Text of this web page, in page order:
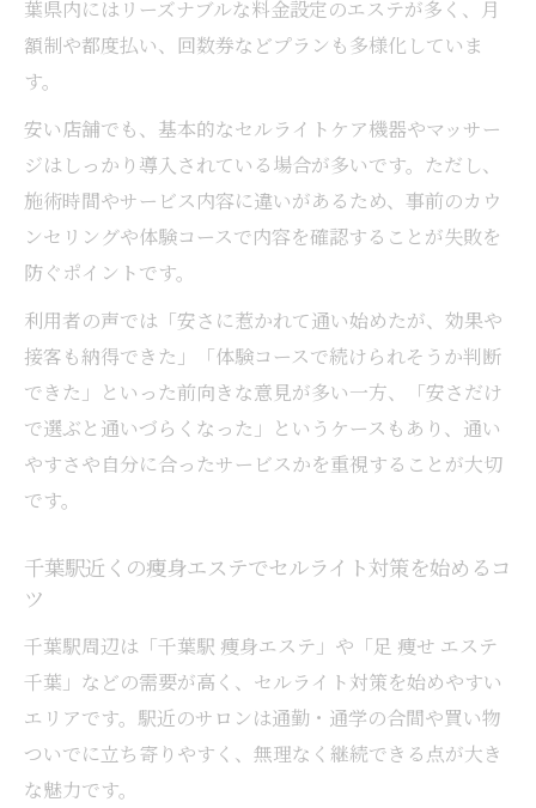
コツ
セルライト除去を長く続けるための千葉流
アプローチ
葉県内にはリーズナブルな料金設定のエステが多く、月
額制や都度払い、回数券などプランも多様化していま
す。
安い店舗でも、基本的なセルライトケア機器やマッサー
ジはしっかり導入されている場合が多いです。ただし、
施術時間やサービス内容に違いがあるため、事前のカウ
ンセリングや体験コースで内容を確認することが失敗を
防ぐポイントです。
利用者の声では「安さに惹かれて通い始めたが、効果や
接客も納得できた」「体験コースで続けられそうか判断
できた」といった前向きな意見が多い一方、「安さだけ
で選ぶと通いづらくなった」というケースもあり、通い
やすさや自分に合ったサービスかを重視することが大切
です。
千葉駅近くの痩身エステでセルライト対策を始めるコ
ツ
千葉駅周辺は「千葉駅 痩身エステ」や「足 痩せ エステ
千葉」などの需要が高く、セルライト対策を始めやすい
エリアです。駅近のサロンは通勤・通学の合間や買い物
ついでに立ち寄りやすく、無理なく継続できる点が大き
な魅力です。